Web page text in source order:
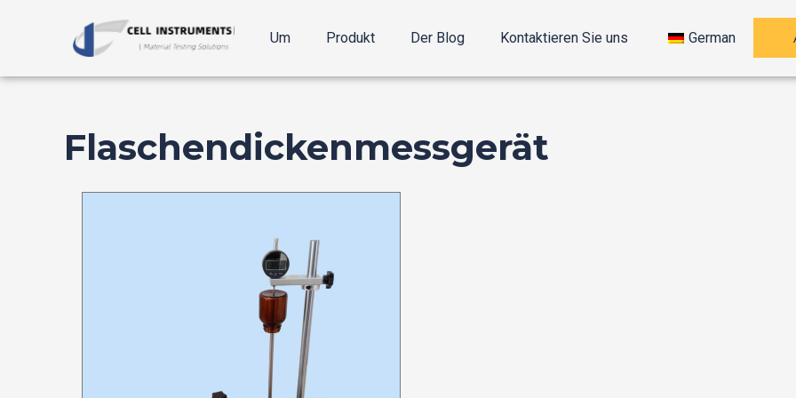
Um Produkt Der Blog Kontaktieren Sie uns German
Flaschendickenmessgerät